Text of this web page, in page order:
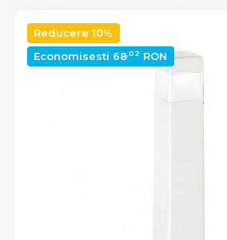
Reducere 10%
Economisesti 68,02 RON